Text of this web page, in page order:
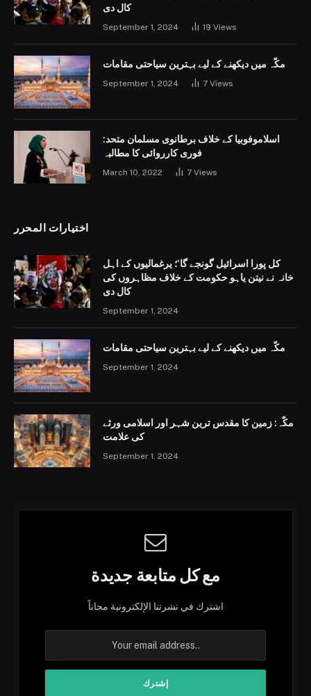
کال دی
September 1, 2024 19 Views
مکّہ میں دیکھنے کے لیے بہترین سیاحتی مقامات
September 1, 2024 7 Views
اسلاموفوبیا کے خلاف برطانوی مسلمان متحد:
فوری کارروائی کا مطالبہ
March 10, 2022 7 Views
اختيارات المحرر
کل پورا اسرائیل گونجے گا‘؛ یرغمالیوں کے اہل
خانہ نے نیتن یاہو حکومت کے خلاف مظاہروں کی
کال دی
September 1, 2024
مکّہ میں دیکھنے کے لیے بہترین سیاحتی مقامات
September 1, 2024
مکّہ: زمین کا مقدس ترین شہر اور اسلامی ورثے
کی علامت
September 1, 2024
مع كل متابعة جديدة
اشترك في نشرتنا الإلكترونية مجاناً